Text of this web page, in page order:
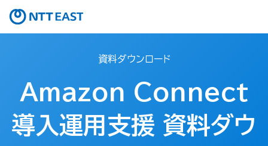
資料ダウンロード
Amazon Connect
導入運用支援 資料ダウ